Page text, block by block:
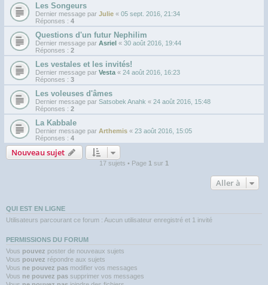
Les Songeurs
Dernier message par Julie « 05 sept. 2016, 21:34
Réponses : 4
Questions d'un futur Nephilim
Dernier message par Asriel « 30 août 2016, 19:44
Réponses : 2
Les vestales et les invités!
Dernier message par Vesta « 24 août 2016, 16:23
Réponses : 3
Les voleuses d'âmes
Dernier message par Satsobek Anahk « 24 août 2016, 15:48
Réponses : 2
La Kabbale
Dernier message par Arthemis « 23 août 2016, 15:05
Réponses : 4
Nouveau sujet
17 sujets • Page 1 sur 1
Aller à
QUI EST EN LIGNE
Utilisateurs parcourant ce forum : Aucun utilisateur enregistré et 1 invité
PERMISSIONS DU FORUM
Vous pouvez poster de nouveaux sujets
Vous pouvez répondre aux sujets
Vous ne pouvez pas modifier vos messages
Vous ne pouvez pas supprimer vos messages